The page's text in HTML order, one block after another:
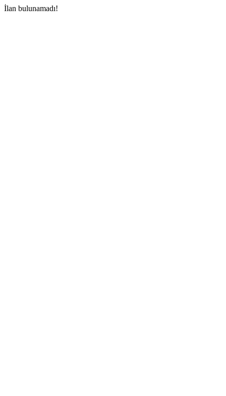
İlan bulunamadı!